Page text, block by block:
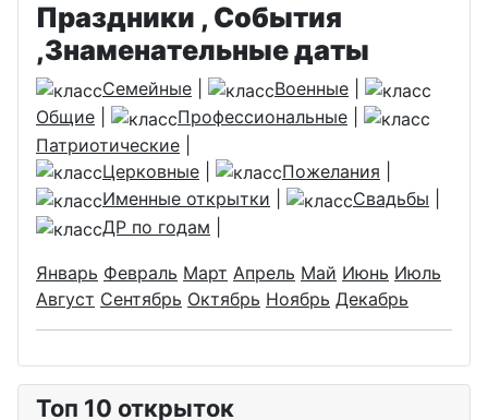
Праздники , События
,Знаменательные даты
Семейные Военные
Общие
Профессиональные
Патриотические
Церковные
Пожелания
Именные открытки
Свадьбы
ДР по годам
Январь Февраль Март Апрель Май Июнь Июль
Август Сентябрь Октябрь Ноябрь Декабрь
Топ 10 открыток